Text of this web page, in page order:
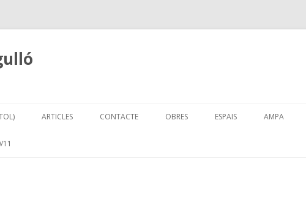
to
ARTICLES CONTACTE OBRES ESPAIS AMPA
11